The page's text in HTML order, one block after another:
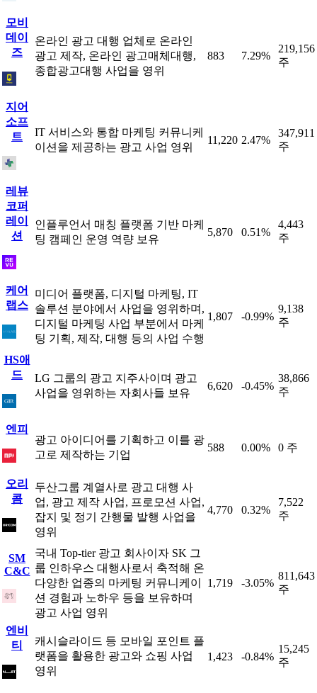
모비
데이
즈
온라인 광고 대행 업체로 온라인
광고 제작, 온라인 광고매체대행,
종합광고대행 사업을 영위
883 7.29%
219,156
주
지어
소프
트
IT 서비스와 통합 마케팅 커뮤니케
이션을 제공하는 광고 사업 영위
11,220 2.47%
347,911
주
레뷰
코퍼
레이
션
인플루언서 매칭 플랫폼 기반 마케
팅 캠페인 운영 역량 보유
5,870 0.51%
4,443
주
케어
랩스
미디어 플랫폼, 디지털 마케팅, IT
솔루션 분야에서 사업을 영위하며,
디지털 마케팅 사업 부분에서 마케
팅 기획, 제작, 대행 등의 사업 수행
1,807 -0.99%
9,138
주
HS애
드
LG 그룹의 광고 지주사이며 광고
사업을 영위하는 자회사들 보유
6,620 -0.45%
38,866
주
엔피
광고 아이디어를 기획하고 이를 광
고로 제작하는 기업
588 0.00% 0 주
오리
콤
두산그룹 계열사로 광고 대행 사
업, 광고 제작 사업, 프로모션 사업,
잡지 및 정기 간행물 발행 사업을
영위
4,770 0.32%
7,522
주
SM
C&C
국내 Top-tier 광고 회사이자 SK 그
룹 인하우스 대행사로서 축적해 온
다양한 업종의 마케팅 커뮤니케이
션 경험과 노하우 등을 보유하며
광고 사업 영위
1,719 -3.05%
811,643
주
엔비
티
캐시슬라이드 등 모바일 포인트 플
랫폼을 활용한 광고와 쇼핑 사업
영위
1,423 -0.84%
15,245
주